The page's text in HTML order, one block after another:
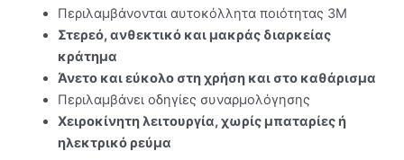
Περιλαμβάνονται αυτοκόλλητα ποιότητας 3M
Στερεό, ανθεκτικό και μακράς διαρκείας
κράτημα
Άνετο και εύκολο στη χρήση και στο καθάρισμα
Περιλαμβάνει οδηγίες συναρμολόγησης
Χειροκίνητη λειτουργία, χωρίς μπαταρίες ή
ηλεκτρικό ρεύμα